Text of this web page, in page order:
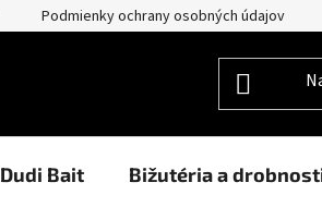
Podmienky ochrany osobných údajov
Dudi Bait Bižutéria a